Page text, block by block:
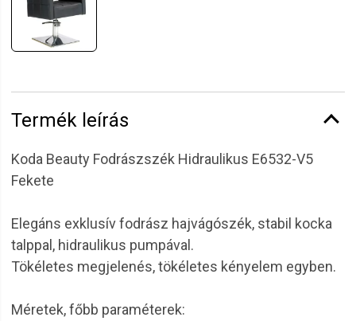
Termék leírás
Koda Beauty Fodrászszék Hidraulikus E6532-V5
Fekete
Elegáns exklusív fodrász hajvágószék, stabil kocka
talppal, hidraulikus pumpával.
Tökéletes megjelenés, tökéletes kényelem egyben.
Méretek, főbb paraméterek: